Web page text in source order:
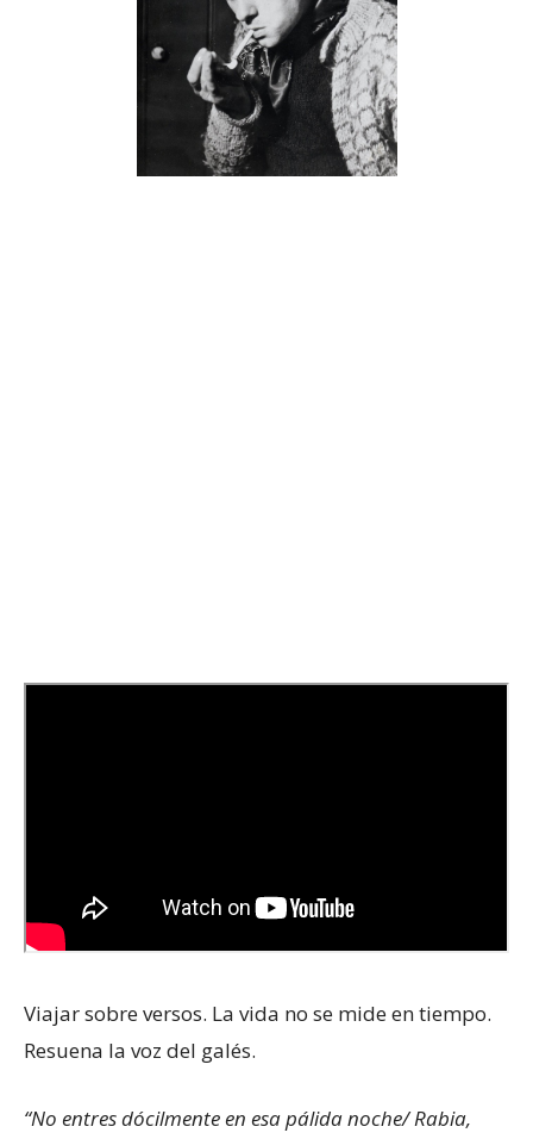
Viajar sobre versos. La vida no se mide en tiempo.
Resuena la voz del galés.
“No entres dócilmente en esa pálida noche/ Rabia,